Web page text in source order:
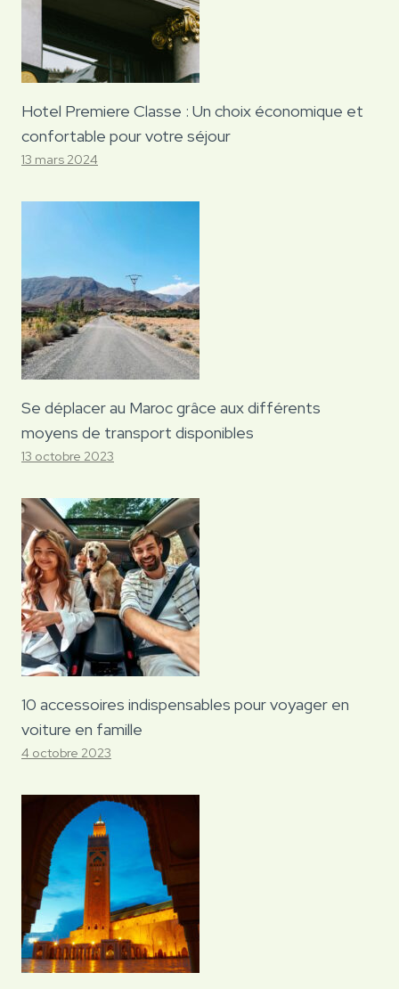
Hotel Premiere Classe : Un choix économique et
confortable pour votre séjour
13 mars 2024
Se déplacer au Maroc grâce aux différents
moyens de transport disponibles
13 octobre 2023
10 accessoires indispensables pour voyager en
voiture en famille
4 octobre 2023